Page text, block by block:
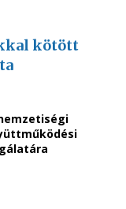
kötött